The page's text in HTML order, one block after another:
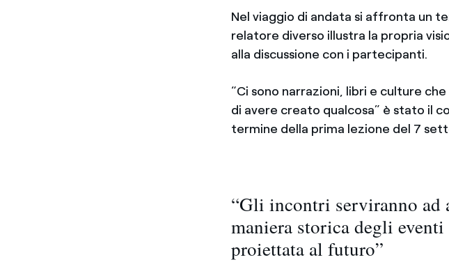
Nel viaggio di andata si affronta un
relatore diverso illustra la propria
alla discussione con i partecipanti.
“Ci sono narrazioni, libri e culture
di avere creato qualcosa” è stato il
termine della prima lezione del 7
“Gli incontri serviranno ad
maniera storica degli
proiettata al futuro”